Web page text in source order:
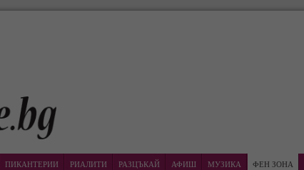
ПИКАНТЕРИИ РИАЛИТИ РАЗЦЪКАЙ АФИШ МУЗИКА ФЕН ЗОНА